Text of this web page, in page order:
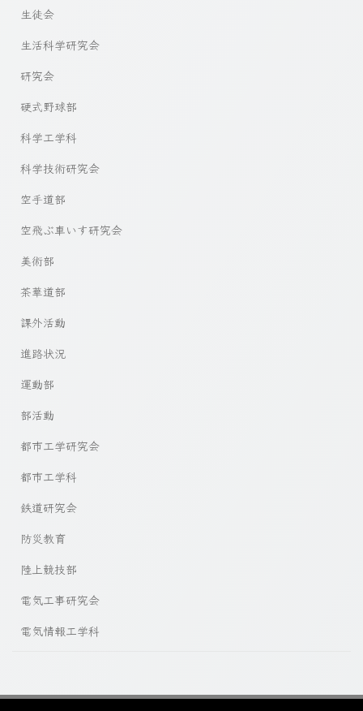
生徒会
生活科学研究会
研究会
硬式野球部
科学工学科
科学技術研究会
空手道部
空飛ぶ車いす研究会
美術部
茶華道部
課外活動
進路状況
運動部
部活動
都市工学研究会
都市工学科
鉄道研究会
防災教育
陸上競技部
電気工事研究会
電気情報工学科